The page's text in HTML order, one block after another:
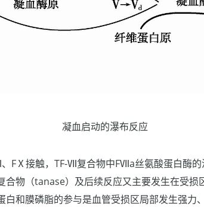
凝血启动的瀑布反应
FⅩ接触，TF-Ⅶ复合物中FⅦa丝氨酸蛋白酶
物（tanase）及后续反应又主要发生在受损
白和膜磷脂的参与是血管受损区局部发生强力